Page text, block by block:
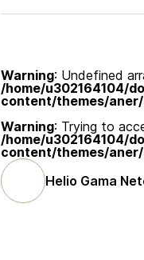
Warning: Undefined
/home/u302164104/
content/themes/
Warning: Trying to
/home/u302164104/
content/themes/
Helio Gama